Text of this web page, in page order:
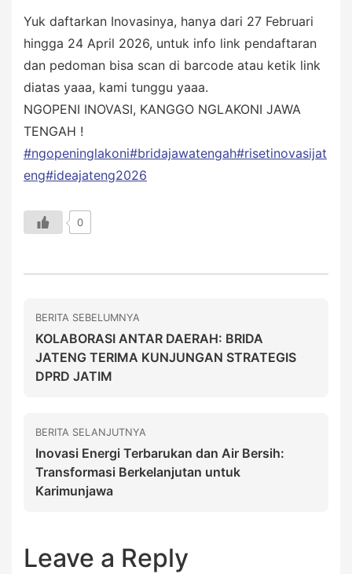
Yuk daftarkan Inovasinya, hanya dari 27 Februari
hingga 24 April 2026, untuk info link pendaftaran
dan pedoman bisa scan di barcode atau ketik link
diatas yaaa, kami tunggu yaaa.
NGOPENI INOVASI, KANGGO NGLAKONI JAWA
TENGAH !
#ngopeninglakoni#bridajawatengah#risetinovasijat
eng#ideajateng2026
0
BERITA SEBELUMNYA
KOLABORASI ANTAR DAERAH: BRIDA
JATENG TERIMA KUNJUNGAN STRATEGIS
DPRD JATIM
BERITA SELANJUTNYA
Inovasi Energi Terbarukan dan Air Bersih:
Transformasi Berkelanjutan untuk
Karimunjawa
Leave a Reply